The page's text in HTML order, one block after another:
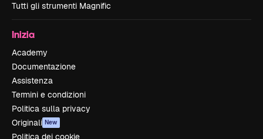
Tutti gli strumenti Magnific
Inizia
Academy
Documentazione
Assistenza
Termini e condizioni
Politica sulla privacy
Originali New
Politica dei cookie